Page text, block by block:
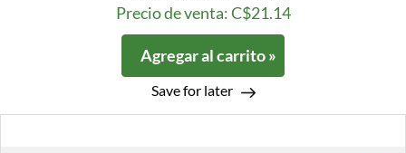
Precio de venta: C$21.14
Agregar al carrito »
Save for later